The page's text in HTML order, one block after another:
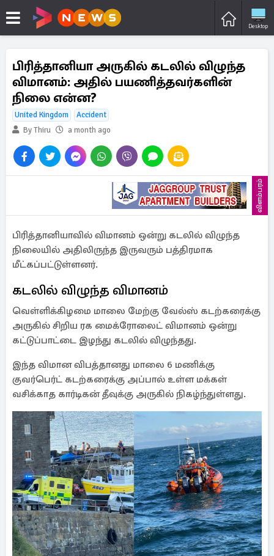
Desktop
பிரித்தானியா அருகில் கடலில் விழுந்த
விமானம்: அதில் பயணித்தவர்களின்
நிலை என்ன?
United Kingdom
Accident
By Thiru
a month ago
விளம்பரம்
பிரித்தானியாவில் விமானம் ஒன்று கடலில் விழுந்த
நிலையில் அதிலிருந்த இருவரும் பத்திரமாக
மீட்கப்பட்டுள்ளனர்.
கடலில் விழுந்த விமானம்
வெள்ளிக்கிழமை மாலை மேற்கு வேல்ஸ் கடற்கரைக்கு
அருகில் சிறிய ரக மைக்ரோலைட் விமானம் ஒன்று
கட்டுப்பாட்டை இழந்து கடலில் விழுந்தது.
இந்த விமான விபத்தானது மாலை 6 மணிக்கு
குவர்பெர்ட் கடற்கரைக்கு அப்பால் உள்ள மக்கள்
வசிக்காத கார்டிகன் தீவுக்கு அருகில் நிகழ்ந்துள்ளது.